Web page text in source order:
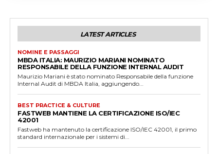
LATEST ARTICLES
NOMINE E PASSAGGI
MBDA ITALIA: MAURIZIO MARIANI NOMINATO
RESPONSABILE DELLA FUNZIONE INTERNAL AUDIT
Maurizio Mariani è stato nominato Responsabile della funzione
Internal Audit di MBDA Italia, aggiungendo...
BEST PRACTICE & CULTURE
FASTWEB MANTIENE LA CERTIFICAZIONE ISO/IEC
42001
Fastweb ha mantenuto la certificazione ISO/IEC 42001, il primo
standard internazionale per i sistemi di...